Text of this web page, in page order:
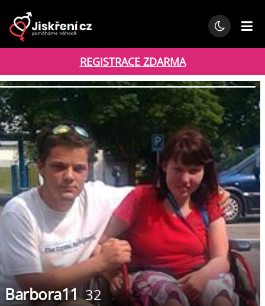
REGISTRACE ZDARMA
Barbora11 32